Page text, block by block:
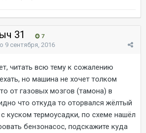
31 7
9 сентября, 2016
читать всю тему к сожалению
но машина не хочет толком
от газовых мозгов (тамона) в
что откуда то оторвался жёлтый
куском термоусадки, по схеме нашёл
бензонасос, подскажите куда